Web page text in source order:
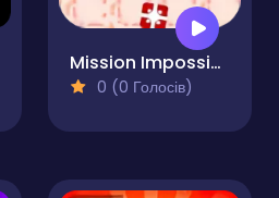
Mission Impossible-Save Christmas
0 (0 Голосів)